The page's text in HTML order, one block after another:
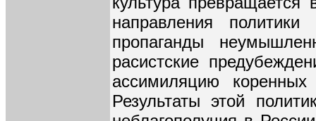
направления
пропаганды
расистские
ассимиляцию
Результаты этой